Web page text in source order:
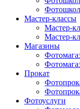
Мастер-классы
Мастер-
Мастер-
Магазины
Прокат
Фотоуслуги